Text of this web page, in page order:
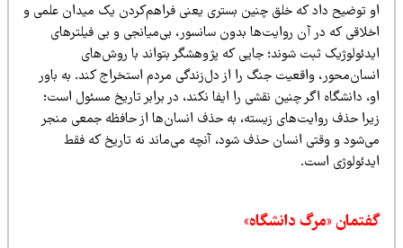
توضیح داد که خلق چنین بستری یعنی فراهم‌کردن یک میدان علمی و
که در آن روایت‌ها بدون سانسور، بی‌میانجی و بی فیلترهای
ثبت شوند؛ جایی که پژوهشگر بتواند با روش‌های
واقعیت جنگ را از دل‌زندگی مردم استخراج کند. به باور
دانشگاه اگر چنین نقشی را ایفا نکند، در برابر تاریخ مسئول است؛
حذف روایت‌های زیسته، به حذف انسان‌ها از حافظه جمعی منجر
و وقتی انسان حذف شود، آنچه می‌ماند نه تاریخ که فقط
است.
«مرگ دانشگاه»